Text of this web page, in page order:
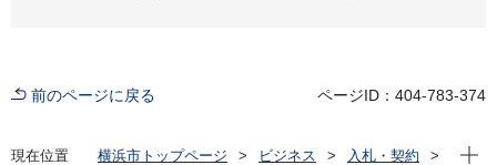
前のページに戻る ページID：404-783-374
現在位置 横浜市トップページ ビジネス
入札・契約
現在